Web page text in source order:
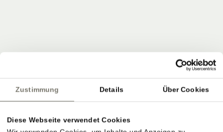
Zustimmung Details Über Cookies
Diese Webseite verwendet Cookies
JOIN THE COMMUNITY
Seien Sie unter den Ersten, die Neuigkeiten vom
Stroblhof erfahren.
Exklusive Angebote und Aktuelles aus unserem